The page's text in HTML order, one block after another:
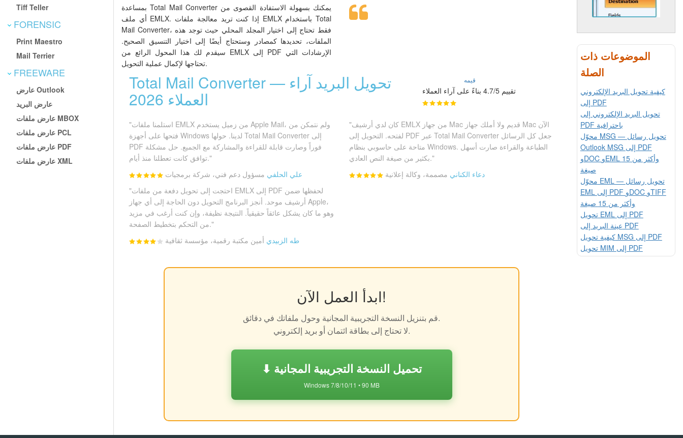
Tiff Teller
FORENSIC
Print Maestro
Mail Terrier
FREEWARE
عارض Outlook
عارض البريد
عارض ملفات MBOX
عارض ملفات PCL
عارض ملفات PDF
عارض ملفات XML
بمساعدة Total Mail Converter يمكنك بسهولة الاستفادة القصوى من
أي ملف EMLX. إذا كنت تريد معالجة ملفات EMLX باستخدام Total
Mail Converter، فقط تحتاج إلى اختيار المجلد المحلي حيث توجد هذه
الملفات، تحديدها كمصادر وستحتاج أيضًا إلى اختيار التنسيق الصحيح.
سيقدم لك هذا المحول الرائع من EMLX إلى PDF الإرشادات التي
تحتاجها لإكمال عملية التحويل.
Total Mail Converter — تحويل البريد آراء
العملاء 2026
قيمه
تقييم 4.7/5 بناءً على آراء العملاء
"استلمنا ملفات EMLX من زميل يستخدم Apple Mail، ولم نتمكن من
فتحها على أجهزة Windows لدينا. حولها Total Mail Converter إلى
PDF فوراً وصارت قابلة للقراءة والمشاركة مع الجميع. حل مشكلة
توافق كانت تعطلنا منذ أيام."
علي الحلفي مسؤول دعم فني، شركة برمجيات
"كان لدي أرشيف EMLX من جهاز Mac قديم ولا أملك جهاز Mac الآن
لفتحه. التحويل إلى PDF عبر Total Mail Converter جعل كل الرسائل
متاحة على حاسوبي بنظام Windows. الطباعة والقراءة صارت أسهل
بكثير من صيغة النص العادي."
دعاء الكناني مصممة، وكالة إعلانية
"احتجت إلى تحويل دفعة من ملفات EMLX إلى PDF لحفظها ضمن
أرشيف موحد. أنجز البرنامج التحويل دون الحاجة إلى أي جهاز Apple،
وهو ما كان يشكل عائقاً حقيقياً. النتيجة نظيفة، وإن كنت أرغب في مزيد
من التحكم بتخطيط الصفحة."
طه الزبيدي أمين مكتبة رقمية، مؤسسة ثقافية
ابدأ العمل الآن!
قم بتنزيل النسخة التجريبية المجانية وحول ملفاتك في دقائق.
لا تحتاج إلى بطاقة ائتمان أو بريد إلكتروني.
⬇ تحميل النسخة التجريبية المجانية
Windows 7/8/10/11 • 90 MB
الموضوعات ذات
الصلة
كيفية تحويل البريد الإلكتروني
إلى PDF
تحويل البريد الإلكتروني إلى
PDF باحترافية
محوّل MSG — تحويل رسائل
Outlook MSG إلى PDF
وDOC وEML وأكثر من 15
صيغة
محوّل EML — تحويل رسائل
EML إلى PDF وDOC وTIFF
وأكثر من 15 صيغة
تحويل EML إلى PDF
عينة البريد إلى PDF
كيفية تحويل MSG إلى PDF
تحويل MIM إلى PDF